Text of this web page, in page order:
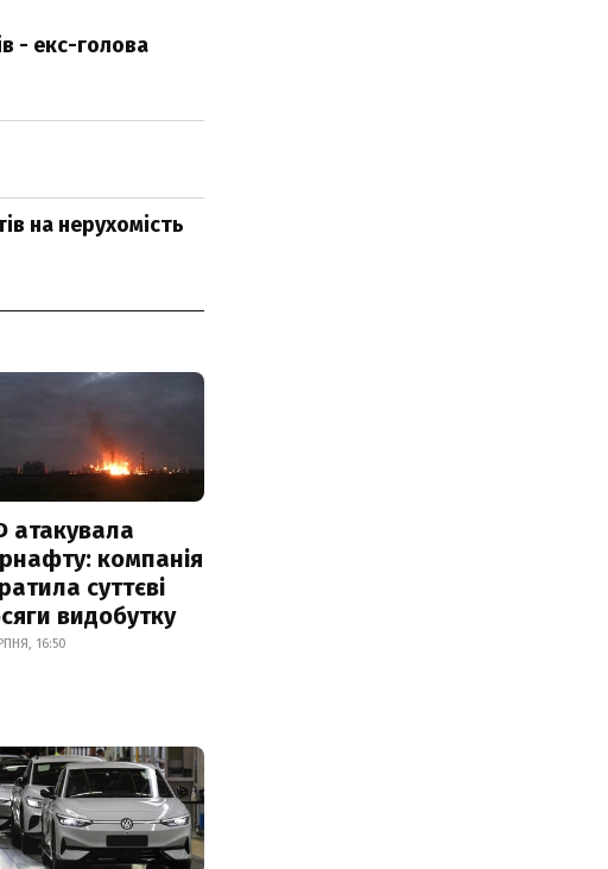
- екс-голова
на нерухомість
атакувала
компанія
суттєві
видобутку
16:50